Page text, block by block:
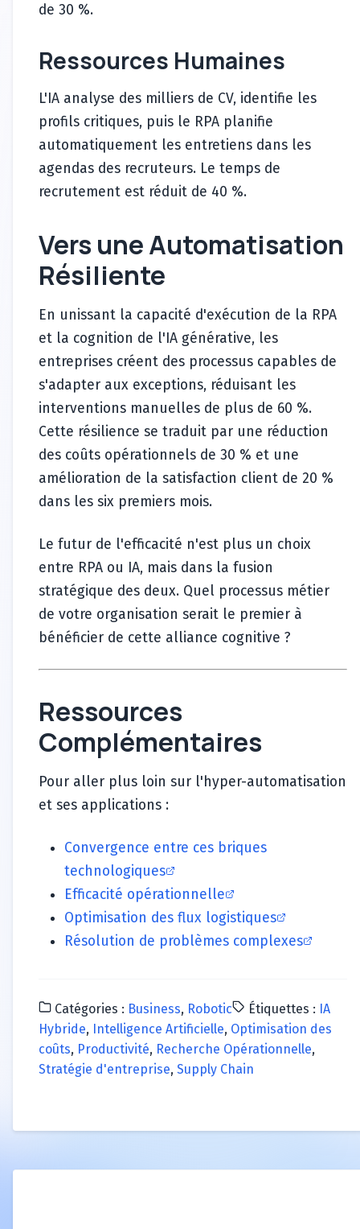
de 30 %.
Ressources Humaines
L'IA analyse des milliers de CV, identifie les
profils critiques, puis le RPA planifie
automatiquement les entretiens dans les
agendas des recruteurs. Le temps de
recrutement est réduit de 40 %.
Vers une Automatisation
Résiliente
En unissant la capacité d'exécution de la RPA
et la cognition de l'IA générative, les
entreprises créent des processus capables de
s'adapter aux exceptions, réduisant les
interventions manuelles de plus de 60 %.
Cette résilience se traduit par une réduction
des coûts opérationnels de 30 % et une
amélioration de la satisfaction client de 20 %
dans les six premiers mois.
Le futur de l'efficacité n'est plus un choix
entre RPA ou IA, mais dans la fusion
stratégique des deux. Quel processus métier
de votre organisation serait le premier à
bénéficier de cette alliance cognitive ?
Ressources
Complémentaires
Pour aller plus loin sur l'hyper-automatisation
et ses applications :
Convergence entre ces briques
technologiques
Efficacité opérationnelle
Optimisation des flux logistiques
Résolution de problèmes complexes
Catégories : Business, Robotic Étiquettes : IA
Hybride, Intelligence Artificielle, Optimisation des
coûts, Productivité, Recherche Opérationnelle,
Stratégie d'entreprise, Supply Chain